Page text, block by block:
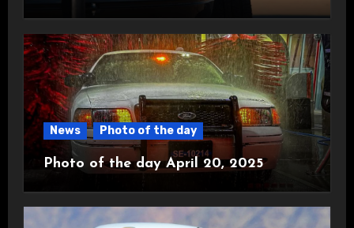
News Photo of the day
Photo of the day April 20, 2025